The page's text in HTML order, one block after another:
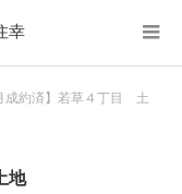
幸
成約済】若草４丁目 土
地